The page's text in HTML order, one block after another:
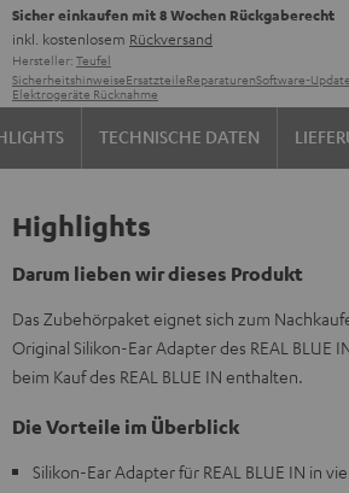
Sicher einkaufen mit 8 Wochen Rückgaberecht
inkl. kostenlosem Rückversand
Hersteller: Teufel
SicherheitshinweiseErsatzteileReparaturenSoftware-
Elektrogeräte Rücknahme
TECHNISCHE DATEN
Highlights
Darum lieben wir dieses Produkt
Das Zubehörpaket eignet sich zum
Original Silikon-Ear Adapter des REAL BLUE
beim Kauf des REAL BLUE IN enthalten.
Die Vorteile im Überblick
Silikon-Ear Adapter für REAL BLUE IN in